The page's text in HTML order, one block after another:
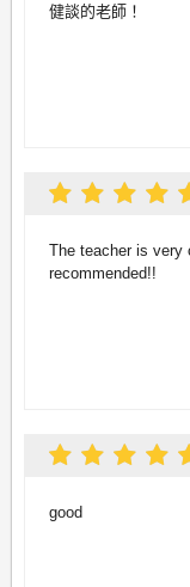
健談的老師！
The teacher is very
recommended!!
good